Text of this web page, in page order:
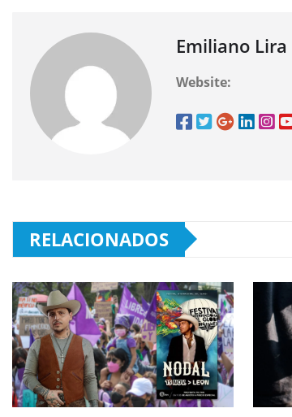
Emiliano Lira
Website:
RELACIONADOS